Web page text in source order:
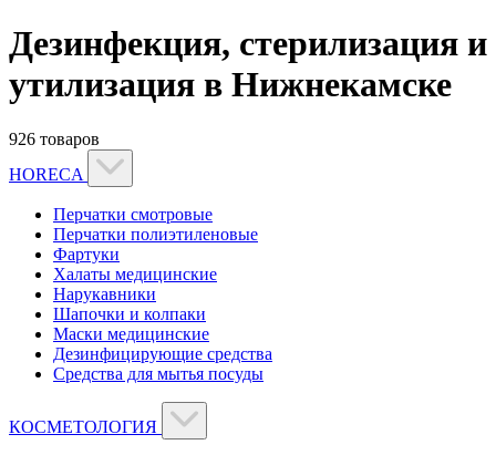
Дезинфекция, стерилизация и
утилизация в Нижнекамске
926 товаров
HORECA
Перчатки смотровые
Перчатки полиэтиленовые
Фартуки
Халаты медицинские
Нарукавники
Шапочки и колпаки
Маски медицинские
Дезинфицирующие средства
Средства для мытья посуды
КОСМЕТОЛОГИЯ